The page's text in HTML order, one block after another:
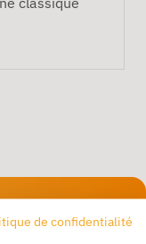
de confidentialité